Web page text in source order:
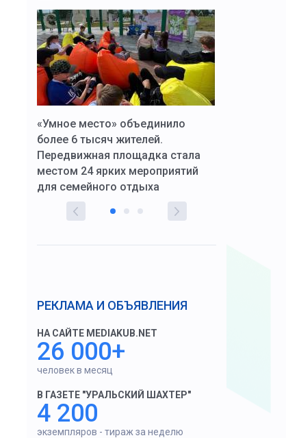
«Умное место» объединило
более 6 тысяч жителей.
Передвижная площадка стала
местом 24 ярких мероприятий
для семейного отдыха
РЕКЛАМА И ОБЪЯВЛЕНИЯ
НА САЙТЕ MEDIAKUB.NET
26 000+
человек в месяц
В ГАЗЕТЕ "УРАЛЬСКИЙ ШАХТЕР"
4 200
экземпляров - тираж за неделю